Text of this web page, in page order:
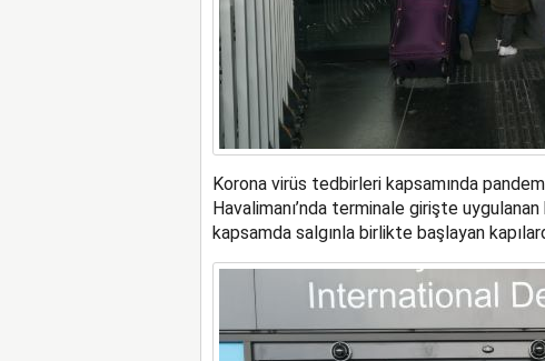
Korona virüs tedbirleri kapsamında
Havalimanı’nda terminale girişte
kapsamda salgınla birlikte başlayan